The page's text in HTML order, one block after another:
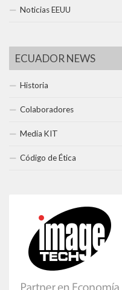
Noticias EEUU
ECUADOR NEWS
Historia
Colaboradores
Media KIT
Código de Ética